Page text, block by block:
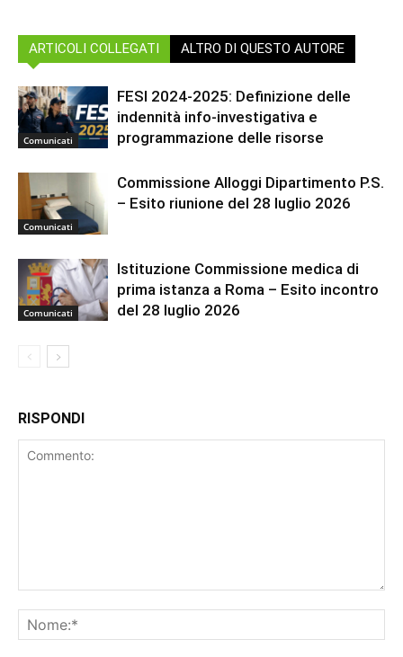
ARTICOLI COLLEGATI ALTRO DI QUESTO AUTORE
Comunicati
FESI 2024-2025: Definizione delle
indennità info-investigativa e
programmazione delle risorse
Comunicati
Commissione Alloggi Dipartimento P.S.
– Esito riunione del 28 luglio 2026
Comunicati
Istituzione Commissione medica di
prima istanza a Roma – Esito incontro
del 28 luglio 2026
RISPONDI